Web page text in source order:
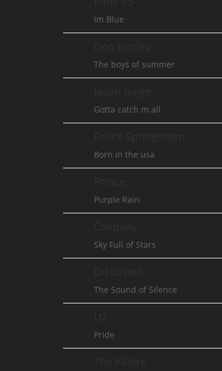
Im Blue
The boys of summer
Gotta catch m all
Born in the usa
Purple Rain
Sky Full of Stars
The Sound of Silence
Pride